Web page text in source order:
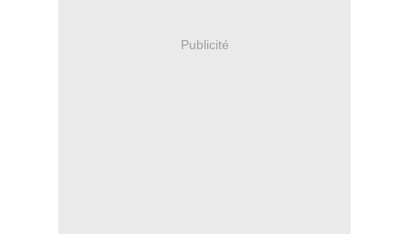
Publicité